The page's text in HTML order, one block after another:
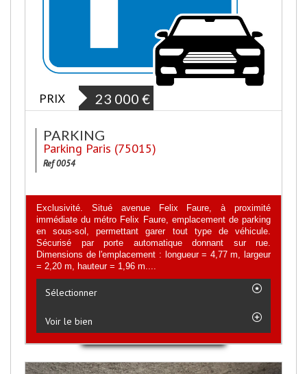
PRIX 23 000 €
PARKING
Parking Paris (75015)
Ref 0054
Exclusivité. Situé avenue Felix Faure, à proximité
immédiate du métro Felix Faure, emplacement de parking
en sous-sol, permettant garer tout type de véhicule.
Sécurisé par porte automatique donnant sur rue.
Dimensions de l'emplacement : longueur = 4,77 m, largeur
= 2,20 m, hauteur = 1,96 m....
Sélectionner
Voir le bien